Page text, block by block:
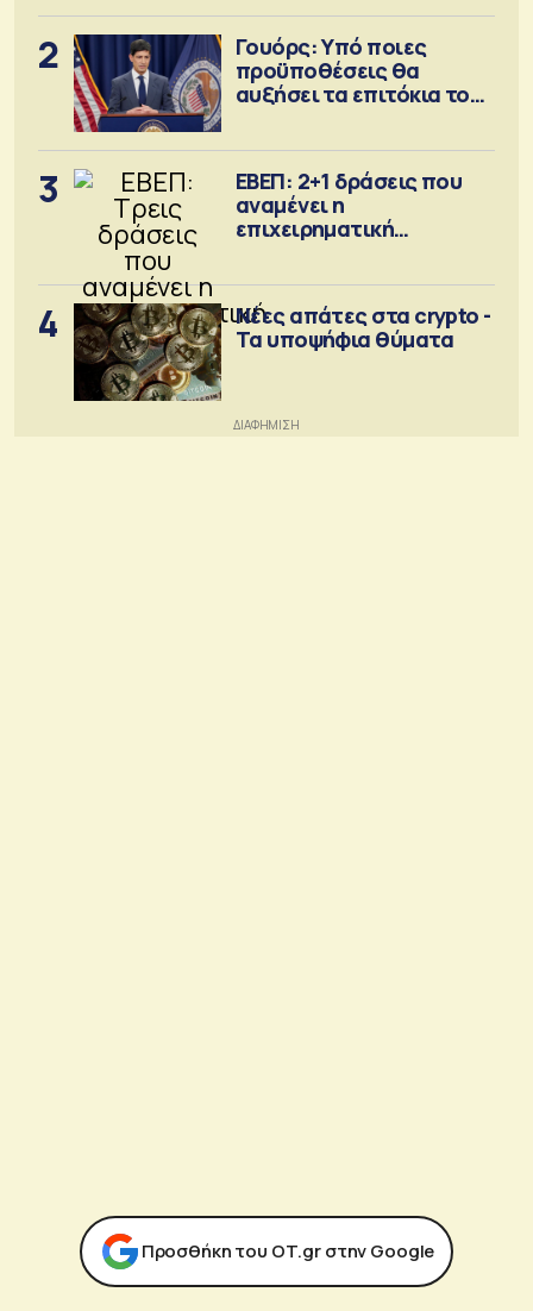
2
Γουόρς: Υπό ποιες
προϋποθέσεις θα
αυξήσει τα επιτόκια τον
3
ΕΒΕΠ: 2+1 δράσεις που
αναμένει η
επιχειρηματική
4
Νέες απάτες στα crypto -
Τα υποψήφια θύματα
Προσθήκη του ΟΤ.gr στην Google